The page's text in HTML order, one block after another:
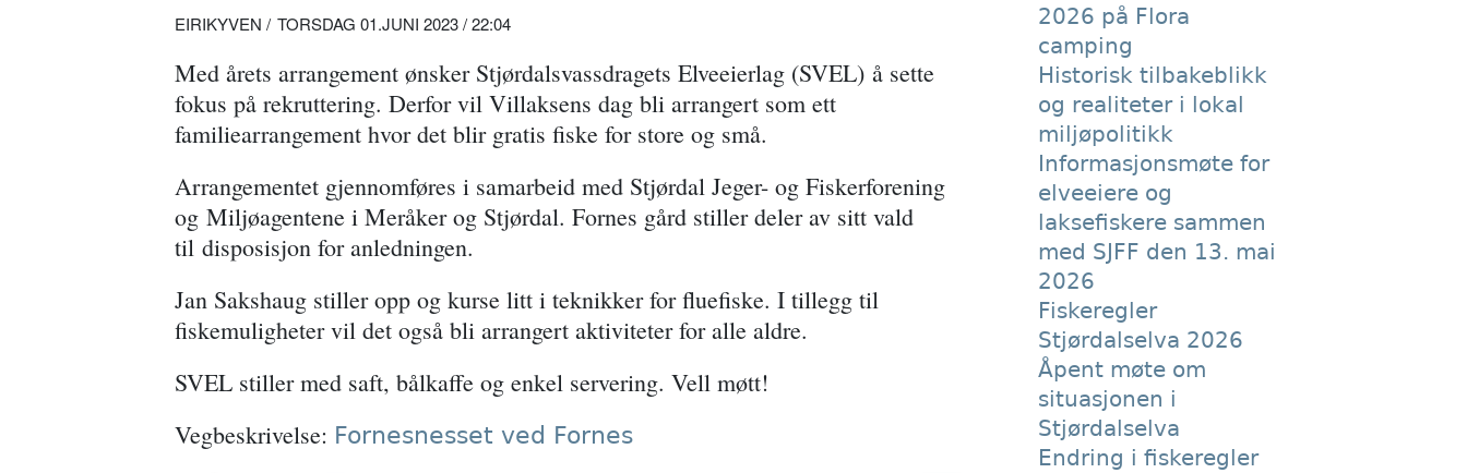
EIRIKYVEN TORSDAG 01.JUNI 2023 / 22:04
Med årets arrangement ønsker Stjørdalsvassdragets Elveeierlag (SVEL) å sette
fokus på rekruttering. Derfor vil Villaksens dag bli arrangert som ett
familiearrangement hvor det blir gratis fiske for store og små.
Arrangementet gjennomføres i samarbeid med Stjørdal Jeger- og Fiskerforening
og Miljøagentene i Meråker og Stjørdal. Fornes gård stiller deler av sitt vald
til disposisjon for anledningen.
Jan Sakshaug stiller opp og kurse litt i teknikker for fluefiske. I tillegg til
fiskemuligheter vil det også bli arrangert aktiviteter for alle aldre.
SVEL stiller med saft, bålkaffe og enkel servering. Vell møtt!
Vegbeskrivelse: Fornesnesset ved Fornes
2026 på Flora
camping
Historisk tilbakeblikk
og realiteter i lokal
miljøpolitikk
Informasjonsmøte for
elveeiere og
laksefiskere sammen
med SJFF den 13. mai
2026
Fiskeregler
Stjørdalselva 2026
Åpent møte om
situasjonen i
Stjørdalselva
Endring i fiskeregler